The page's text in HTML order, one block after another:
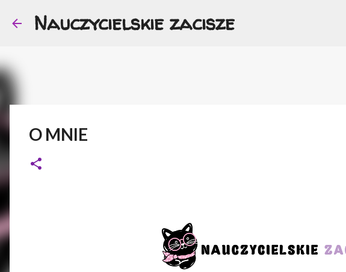
Nauczycielskie zacisze
O MNIE